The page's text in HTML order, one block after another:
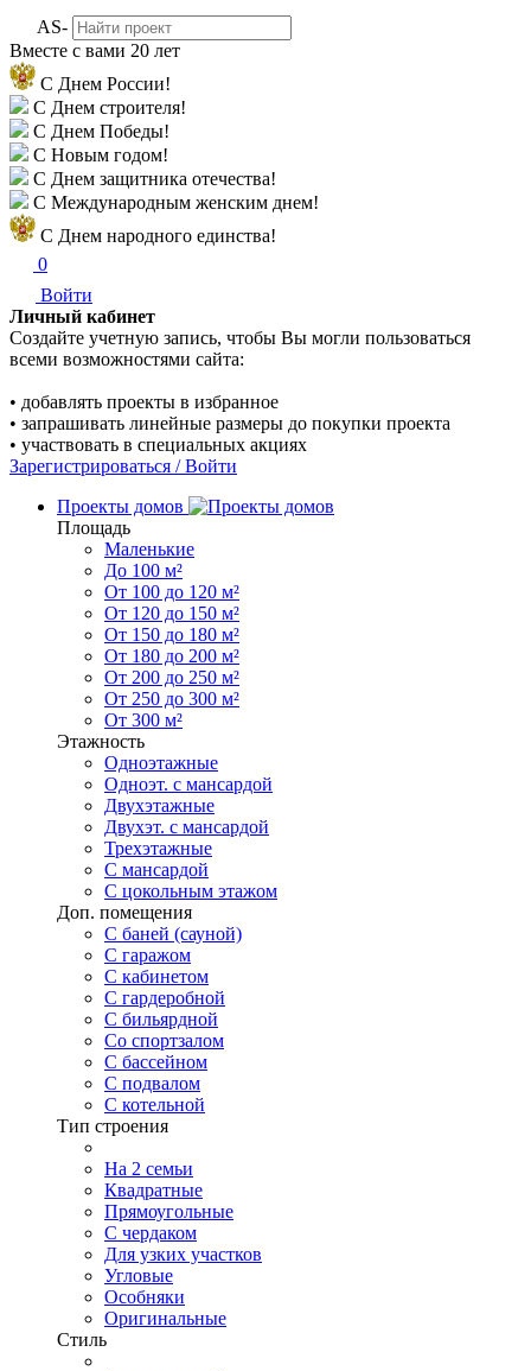
AS-
Вместе с вами 20 лет
С Днем России!
С Днем строителя!
С Днем Победы!
С Новым годом!
С Днем защитника отечества!
С Международным женским днем!
С Днем народного единства!
0
Войти
Личный кабинет
Создайте учетную запись, чтобы Вы могли пользоваться
всеми возможностями сайта:
• добавлять проекты в избранное
• запрашивать линейные размеры до покупки проекта
• участвовать в специальных акциях
Зарегистрироваться / Войти
Проекты домов
Площадь
Маленькие
До 100 м²
От 100 до 120 м²
От 120 до 150 м²
От 150 до 180 м²
От 180 до 200 м²
От 200 до 250 м²
От 250 до 300 м²
От 300 м²
Этажность
Одноэтажные
Одноэт. с мансардой
Двухэтажные
Двухэт. с мансардой
Трехэтажные
С мансардой
С цокольным этажом
Доп. помещения
С баней (сауной)
С гаражом
С кабинетом
С гардеробной
С бильярдной
Со спортзалом
С бассейном
С подвалом
С котельной
Тип строения
На 2 семьи
Квадратные
Прямоугольные
С чердаком
Для узких участков
Угловые
Особняки
Оригинальные
Стиль